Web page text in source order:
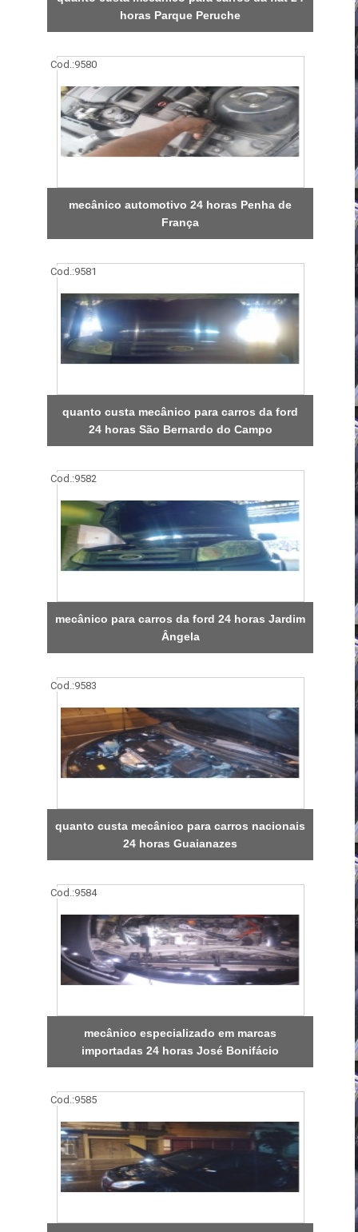
horas Parque Peruche
Cod.:9580
mecânico automotivo 24 horas Penha de
França
Cod.:9581
quanto custa mecânico para carros da ford
24 horas São Bernardo do Campo
Cod.:9582
mecânico para carros da ford 24 horas Jardim
Ângela
Cod.:9583
quanto custa mecânico para carros nacionais
24 horas Guaianazes
Cod.:9584
mecânico especializado em marcas
importadas 24 horas José Bonifácio
Cod.:9585